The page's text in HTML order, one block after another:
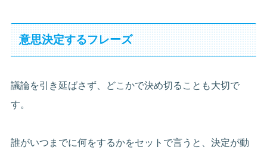
意思決定するフレーズ
議論を引き延ばさず、どこかで決め切ることも大切で
す。
誰がいつまでに何をするかをセットで言うと、決定が動